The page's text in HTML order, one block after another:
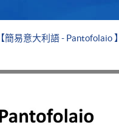
【簡易意大利語 - Pantofolaio 】